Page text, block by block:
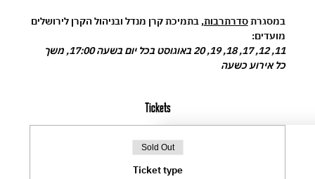
במסגרת סדרתרבות, בתמיכת קרן מנדל ובניהול הקרן לירושלים
מועדים:
11, 12, 17, 18, 19, 20 באוגוסט בכל יום בשעה 17:00, משך
כל אירוע כשעה
Tickets
Sold Out
Ticket type